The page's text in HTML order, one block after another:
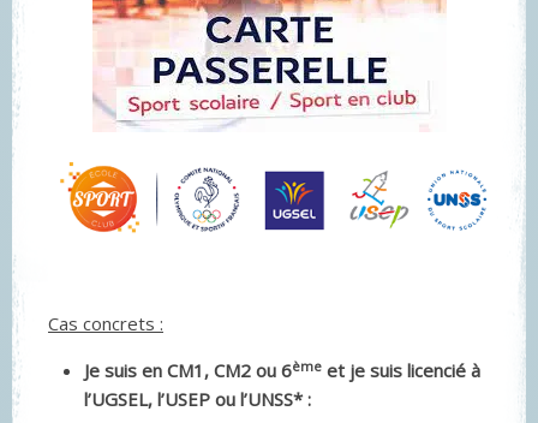
Cas concrets :
Je suis en CM1, CM2 ou 6ème et je suis licencié à
l’UGSEL, l’USEP ou l’UNSS* :